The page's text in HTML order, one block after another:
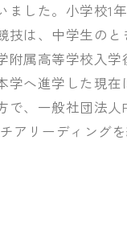
ました。小学校1
技は、中学生のと
附属高等学校入学
学へ進学した現在
で、一般社団法人
アリーディング